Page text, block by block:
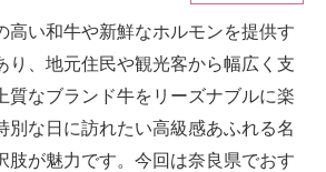
す
トレンド
スの未来
い和牛や新鮮なホルモンを提供す
り、地元住民や観光客から幅広く支
質なブランド牛をリーズナブルに楽
別な日に訪れたい高級感あふれる名
肢が魅力です。今回は奈良県でおす